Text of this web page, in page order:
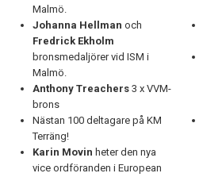
Malmö.
Johanna Hellman och
Fredrick Ekholm
bronsmedaljörer vid ISM i
Malmö.
Anthony Treachers 3 x VVM-
brons
Nästan 100 deltagare på KM
Terräng!
Karin Movin heter den nya
vice ordföranden i European